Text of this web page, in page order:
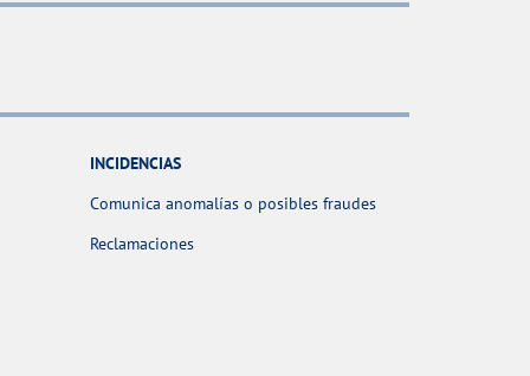
INCIDENCIAS
Comunica anomalías o posibles fraudes
Reclamaciones